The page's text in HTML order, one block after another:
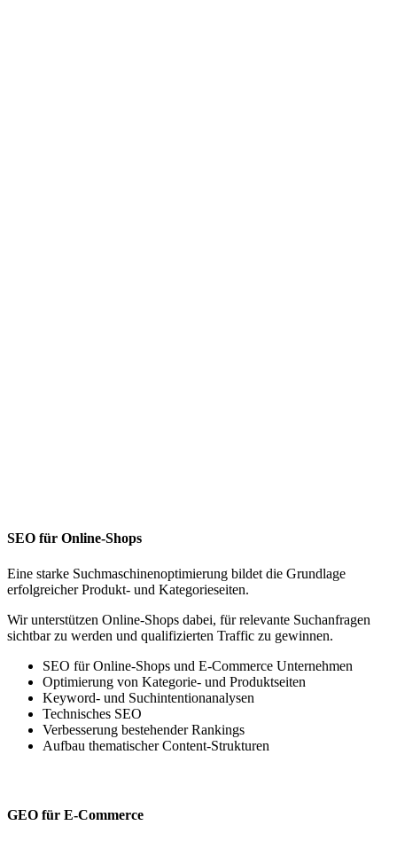
SEO für Online-Shops
Eine starke Suchmaschinenoptimierung bildet die Grundlage
erfolgreicher Produkt- und Kategorieseiten.
Wir unterstützen Online-Shops dabei, für relevante Suchanfragen
sichtbar zu werden und qualifizierten Traffic zu gewinnen.
SEO für Online-Shops und E-Commerce Unternehmen
Optimierung von Kategorie- und Produktseiten
Keyword- und Suchintentionanalysen
Technisches SEO
Verbesserung bestehender Rankings
Aufbau thematischer Content-Strukturen
GEO für E-Commerce